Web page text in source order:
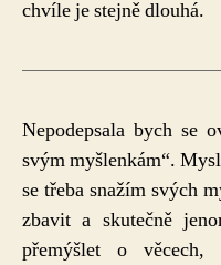
chvíle je stejně dlouhá.
Nepodepsala bych se
svým myšlenkám“.
se třeba snažím svých
zbavit a skutečně
přemýšlet o